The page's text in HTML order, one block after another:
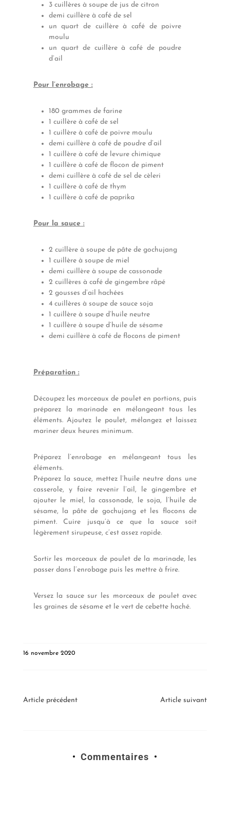
3 cuillères à soupe de jus de citron
demi cuillère à café de sel
un quart de cuillère à café de poivre
moulu
un quart de cuillère à café de poudre
d’ail
Pour l’enrobage :
180 grammes de farine
1 cuillère à café de sel
1 cuillère à café de poivre moulu
demi cuillère à café de poudre d’ail
1 cuillère à café de levure chimique
1 cuillère à café de flocon de piment
demi cuillère à café de sel de cèleri
1 cuillère à café de thym
1 cuillère à café de paprika
Pour la sauce :
2 cuillère à soupe de pâte de gochujang
1 cuillère à soupe de miel
demi cuillère à soupe de cassonade
2 cuillères à café de gingembre râpé
2 gousses d’ail hachées
4 cuillères à soupe de sauce soja
1 cuillère à soupe d’huile neutre
1 cuillère à soupe d’huile de sésame
demi cuillère à café de flocons de piment
Préparation :
Découpez les morceaux de poulet en portions, puis
préparez la marinade en mélangeant tous les
éléments. Ajoutez le poulet, mélangez et laissez
mariner deux heures minimum.
Préparez l’enrobage en mélangeant tous les
éléments.
Préparez la sauce, mettez l’huile neutre dans une
casserole, y faire revenir l’ail, le gingembre et
ajouter le miel, la cassonade, le soja, l’huile de
sésame, la pâte de gochujang et les flocons de
piment. Cuire jusqu’à ce que la sauce soit
légèrement sirupeuse, c’est assez rapide.
Sortir les morceaux de poulet de la marinade, les
passer dans l’enrobage puis les mettre à frire.
Versez la sauce sur les morceaux de poulet avec
les graines de sésame et le vert de cebette haché.
16 novembre 2020
Article précédent Article suivant
Commentaires